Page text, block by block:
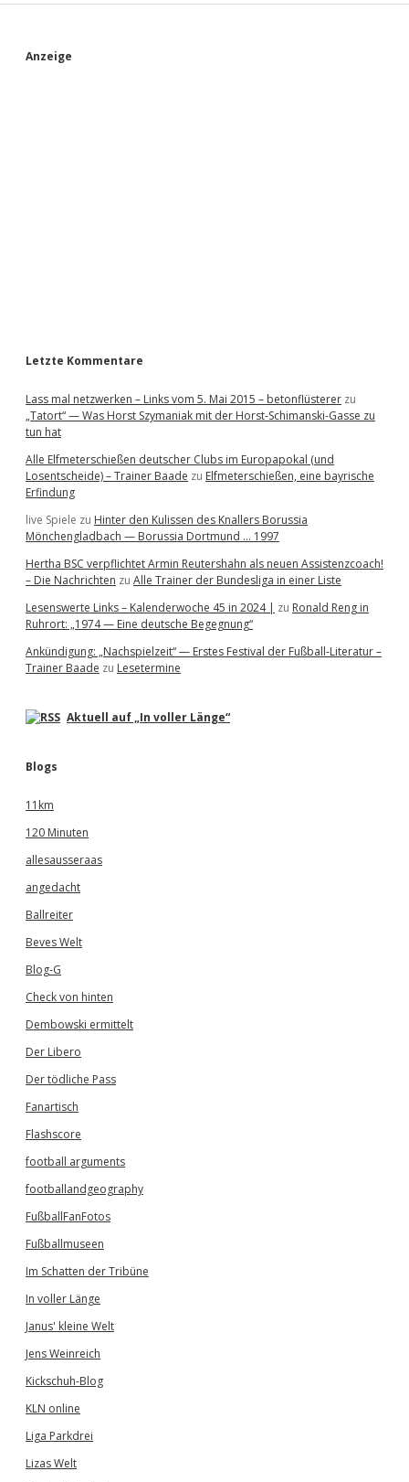
S
Anzeige
Letzte Kommentare
Lass mal netzwerken – Links vom 5. Mai 2015 – betonflüsterer zu
„Tatort“ — Was Horst Szymaniak mit der Horst-Schimanski-Gasse zu
tun hat
Alle Elfmeterschießen deutscher Clubs im Europapokal (und
Losentscheide) – Trainer Baade zu Elfmeterschießen, eine bayrische
Erfindung
live Spiele zu Hinter den Kulissen des Knallers Borussia
Mönchengladbach — Borussia Dortmund … 1997
Hertha BSC verpflichtet Armin Reutershahn als neuen Assistenzcoach!
– Die Nachrichten zu Alle Trainer der Bundesliga in einer Liste
Lesenswerte Links – Kalenderwoche 45 in 2024 | zu Ronald Reng in
Ruhrort: „1974 — Eine deutsche Begegnung“
Ankündigung: „Nachspielzeit“ — Erstes Festival der Fußball-Literatur –
Trainer Baade zu Lesetermine
Aktuell auf „In voller Länge“
Blogs
11km
120 Minuten
allesausseraas
angedacht
Ballreiter
Beves Welt
Blog-G
Check von hinten
Dembowski ermittelt
Der Libero
Der tödliche Pass
Fanartisch
Flashscore
football arguments
footballandgeography
FußballFanFotos
Fußballmuseen
Im Schatten der Tribüne
In voller Länge
Janus' kleine Welt
Jens Weinreich
Kickschuh-Blog
KLN online
Liga Parkdrei
Lizas Welt